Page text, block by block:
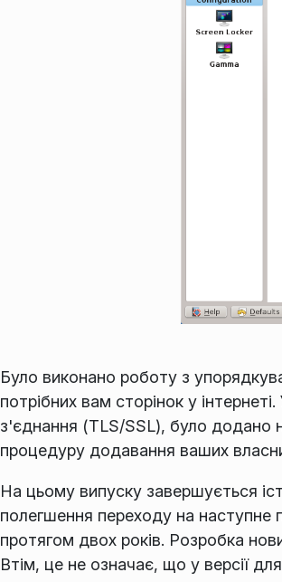
Було виконано роботу з
потрібних вам сторінок у
з'єднання (TLS/SSL), було додано
процедуру додавання ваших
На цьому випуску завершується
полегшення переходу на наступне
протягом двох років. Розробка
Втім, це не означає, що у версії